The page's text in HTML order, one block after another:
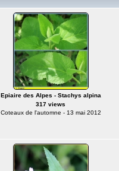
Epiaire des Alpes - Stachys alpina
317 views
Coteaux de l'automne - 13 mai 2012